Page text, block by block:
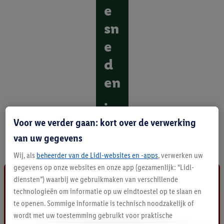
e
sn
e
d
en
.
O
e
k
a
l
p
Voor we verder gaan: kort over de verwerking
van uw gegevens
Wij, als beheerder van de Lidl-websites en -apps, verwerken uw
gegevens op onze websites en onze app (gezamenlijk: “Lidl-
diensten”) waarbij we gebruikmaken van verschillende
technologieën om informatie op uw eindtoestel op te slaan en
te openen. Sommige informatie is technisch noodzakelijk of
wordt met uw toestemming gebruikt voor praktische